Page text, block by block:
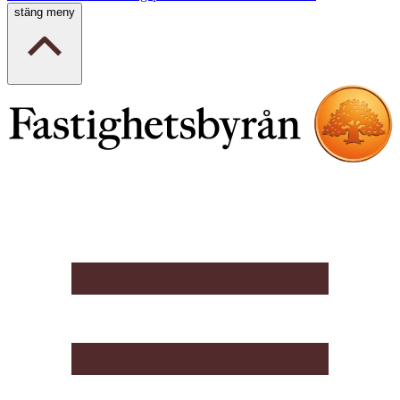
stäng meny